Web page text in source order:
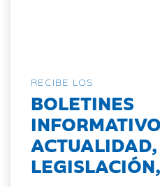
RECIBE LOS
BOLETINES
ACTUALIDAD,